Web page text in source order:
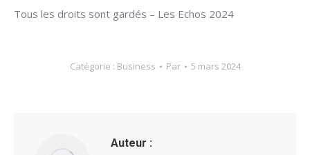
Tous les droits sont gardés – Les Echos 2024
Catégorie : Business Par 5 mars 2024
Auteur :